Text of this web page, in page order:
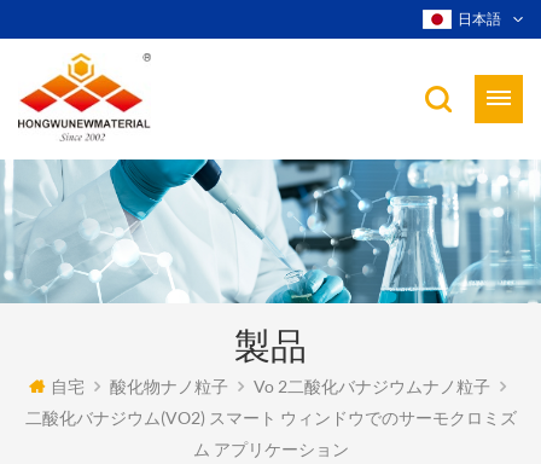
日本語
製品
自宅 酸化物ナノ粒子
Vo 2二酸化バナジウムナノ粒子
二酸化バナジウム(VO2) スマート ウィンドウでのサーモクロミズ
ム アプリケーション